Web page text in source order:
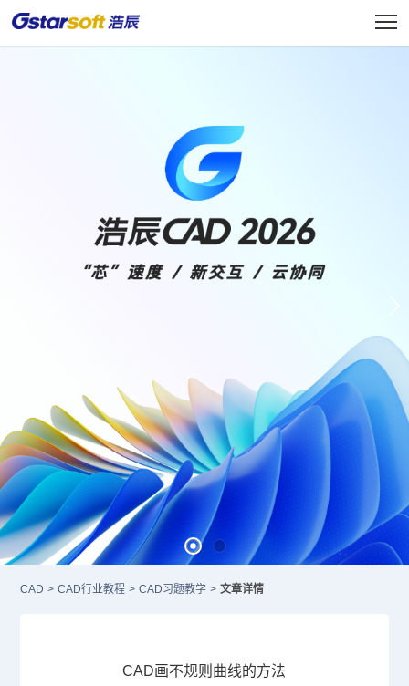
CAD > CAD行业教程 > CAD习题教学 > 文章详情
CAD画不规则曲线的方法